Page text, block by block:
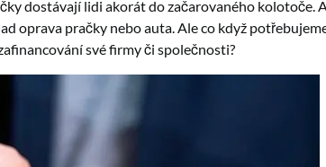
dostávají lidi akorát do začarovaného kolotoče.
oprava pračky nebo auta. Ale co když
své firmy či společnosti?